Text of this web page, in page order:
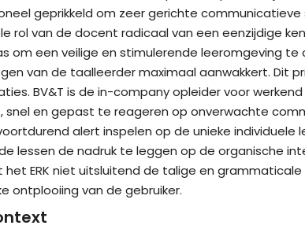
geprikkeld om zeer gerichte
rol van de docent radicaal van een eenzijdige
om een veilige en stimulerende leeromgeving
van de taalleerder maximaal aanwakkert. Dit
BV&T is de in-company opleider voor
snel en gepast te reageren op onverwachte
alert inspelen op de unieke individuele
lessen de nadruk te leggen op de organische
ERK niet uitsluitend de talige en
ontplooiing van de gebruiker.